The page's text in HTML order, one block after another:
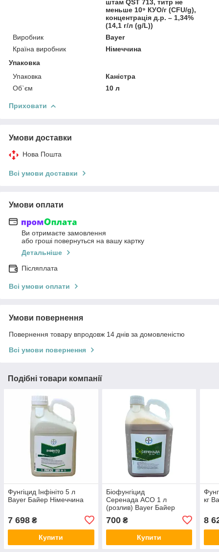
штам QST 713, титр не
меньше 10⁹ КУО/г (CFU/g),
концентрація д.р. – 1,34%
(14,1 г/л (g/L))
Виробник
Bayer
Країна виробник
Німеччина
Упаковка
Упаковка
Каністра
Об`єм
10 л
Приховати
Умови доставки
Нова Пошта
Всі умови доставки
Умови оплати
Ви отримаєте замовлення
або гроші повернуться на вашу картку
Детальніше
Післяплата
Всі умови оплати
Умови повернення
Повернення товару впродовж 14 днів за домовленістю
Всі умови повернення
Подібні товари компанії
Фунгіцид Інфініто 5 л
Bayer Байер Німеччина
7 698 ₴
Купити
Біофунгіцид
Серенада АСО 1 л
(розлив) Bayer Байер
700₴
Купити
кг
8